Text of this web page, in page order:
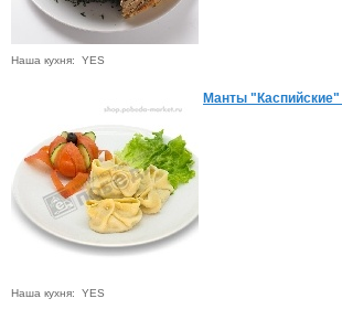
Наша кухня: YES
Манты
Наша кухня: YES